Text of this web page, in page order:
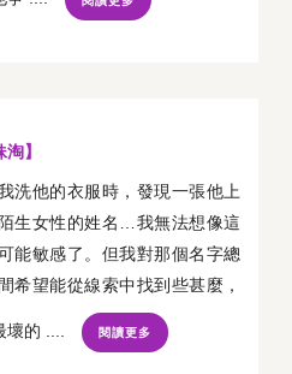
】
洗他的衣服時，發現一張他上
生女性的姓名…我無法想像這
能敏感了。但我對那個名字總
希望能從線索中找到些甚麼，
的 .... 閱讀更多